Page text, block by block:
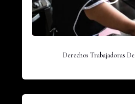
Derechos Trabajadoras